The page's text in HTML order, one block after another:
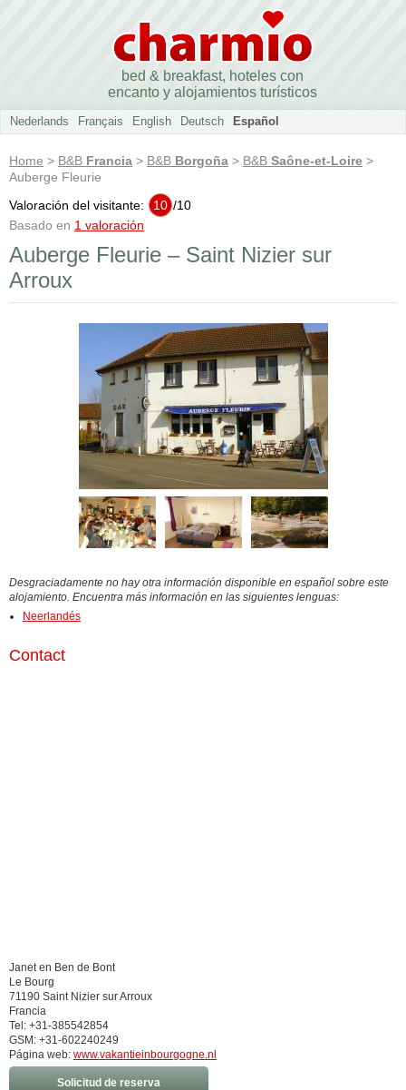
bed & breakfast, hoteles con
encanto y alojamientos turísticos
Nederlands Français English Deutsch Español
Home > B&B Francia > B&B Borgoña > B&B Saône-et-Loire >
Auberge Fleurie
Valoración del visitante:
10 /10
Basado en 1 valoración
Auberge Fleurie – Saint Nizier sur
Arroux
Desgraciadamente no hay otra información disponible en español sobre este
alojamiento. Encuentra más información en las siguientes lenguas:
Neerlandés
Contact
Janet en Ben de Bont
Le Bourg
71190 Saint Nizier sur Arroux
Francia
Tel: +31-385542854
GSM: +31-602240249
Página web: www.vakantieinbourgogne.nl
Solicitud de reserva